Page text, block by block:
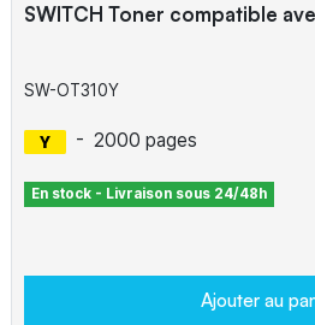
SWITCH Toner compatible
SW-OT310Y
- 2000 pages
En stock - Livraison sous 24/48h
Ajouter au